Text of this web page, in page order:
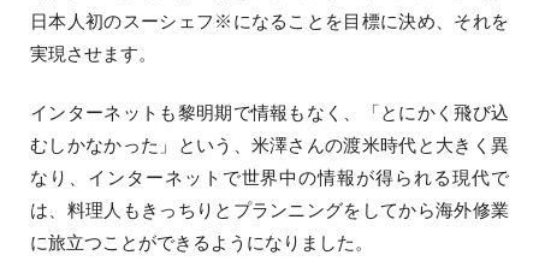
日本人初のスーシェフ※になることを目標に決め、それを
実現させます。
インターネットも黎明期で情報もなく、「とにかく飛び込
むしかなかった」という、米澤さんの渡米時代と大きく異
なり、インターネットで世界中の情報が得られる現代で
は、料理人もきっちりとプランニングをしてから海外修業
に旅立つことができるようになりました。